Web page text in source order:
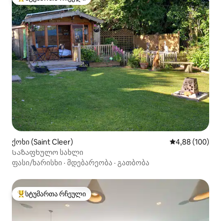
სტუმართა რჩეული მოწინავე ვარიანტი
ქოხი (Saint Cleer) საშუალო
4,88 (100)
Საზაფხულო სახლი
ფასი/ხარისხი · მდებარეობა · გათბობა
სტუმართა რჩეული მოწინავე ვარიანტი
სტუმართა რჩეული